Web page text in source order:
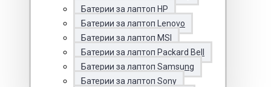
Батерии за лаптоп HP
Батерии за лаптоп Lenovo
Батерии за лаптоп MSI
Батерии за лаптоп Packard Bell
Батерии за лаптоп Samsung
Батерии за лаптоп Sony